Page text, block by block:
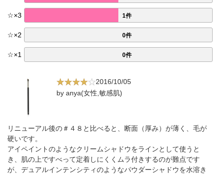
☆×3 1件
☆×2 0件
☆×1 0件
2016/10/05
by anya(女性,敏感肌)
リニューアル後の＃４８と比べると、断面（厚み）が薄く、毛が
硬いです。
アイペイントのようなクリームシャドウをラインとして使うと
き、肌の上ですべって定着しにくくムラ付きするのが難点です
が、デュアルインテンシティのようなパウダーシャドウを水溶き